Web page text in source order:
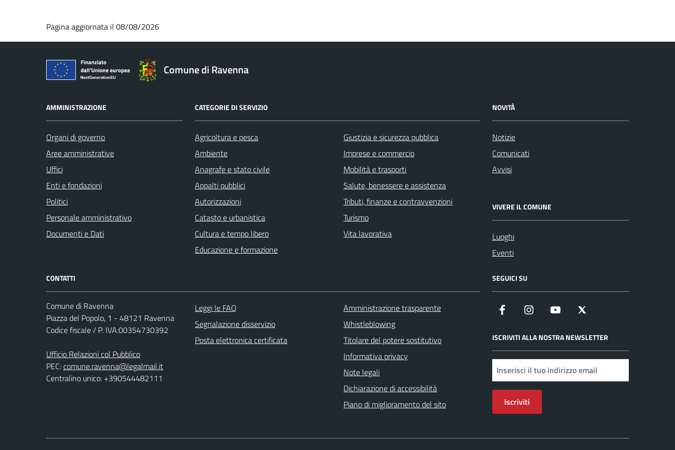
Pagina aggiornata il 08/08/2026
Comune di Ravenna
AMMINISTRAZIONE
Organi di governo
Aree amministrative
Uffici
Enti e fondazioni
Politici
Personale amministrativo
Documenti e Dati
CATEGORIE DI SERVIZIO
Agricoltura e pesca
Ambiente
Anagrafe e stato civile
Appalti pubblici
Autorizzazioni
Catasto e urbanistica
Cultura e tempo libero
Educazione e formazione
Giustizia e sicurezza pubblica
Imprese e commercio
Mobilità e trasporti
Salute, benessere e assistenza
Tributi, finanze e contravvenzioni
Turismo
Vita lavorativa
NOVITÀ
Notizie
Comunicati
Avvisi
VIVERE IL COMUNE
Luoghi
Eventi
CONTATTI
Comune di Ravenna
Piazza del Popolo, 1 - 48121 Ravenna
Codice fiscale / P. IVA:00354730392
Ufficio Relazioni col Pubblico
PEC:comune.ravenna@legalmail.it
Centralino unico: +390544482111
Leggi le FAQ
Segnalazione disservizio
Posta elettronica certificata
Amministrazione trasparente
Whistleblowing
Titolare del potere sostitutivo
Informativa privacy
Note legali
Dichiarazione di accessibilità
Piano di miglioramento del sito
SEGUICI SU
Facebook Instagram YouTube
ISCRIVITI ALLA NOSTRA NEWSLETTER